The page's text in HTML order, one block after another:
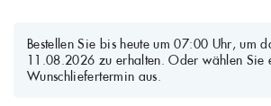
Bestellen Sie bis heute um 07:00 Uhr, um
11.08.2026 zu erhalten. Oder wählen Sie
Wunschliefertermin aus.